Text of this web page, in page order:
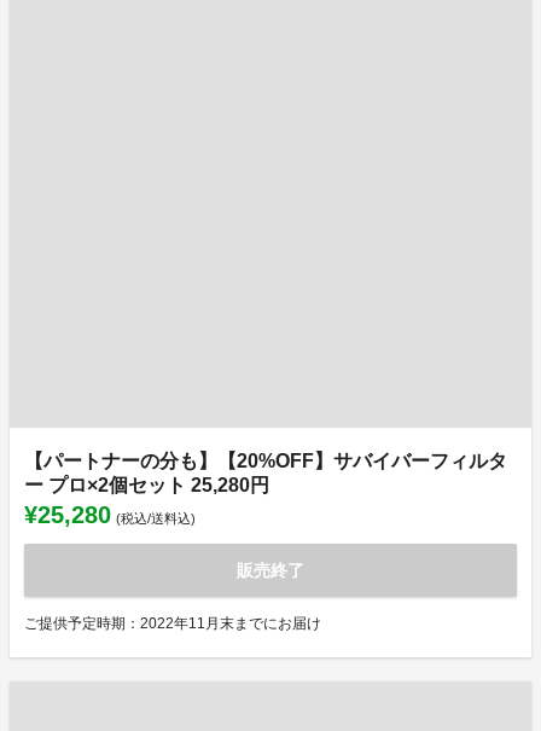
【パートナーの分も】【20%OFF】サバイバーフィルタ
ー プロ×2個セット 25,280円
¥25,280 (税込/送料込)
販売終了
ご提供予定時期：2022年11月末までにお届け